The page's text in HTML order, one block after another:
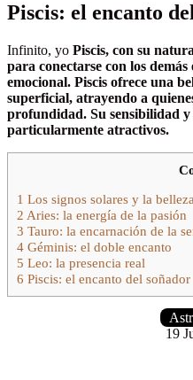
Piscis: el encanto
Infinito, yo Piscis, con su
para conectarse con los
emocional. Piscis ofrece una
superficial, atrayendo a
profundidad. Su sensibilidad y
particularmente atractivos.
1 Los signos solares y la belleza
2 Aries: la energía de la pasión
3 Tauro: la encarnación de la
4 Géminis: el doble encanto
5 Leo: la presencia real
6 Piscis: el encanto del soñador
19